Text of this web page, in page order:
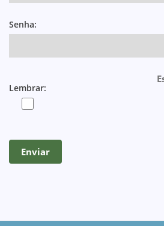
Senha:
Lembrar: